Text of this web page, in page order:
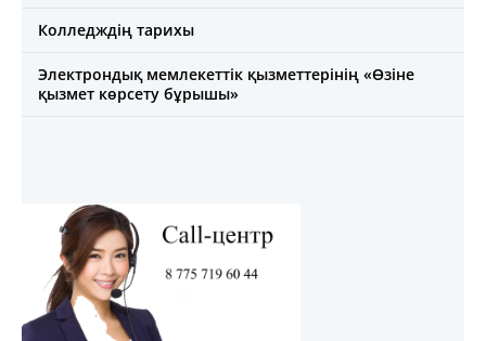
Колледждің тарихы
Электрондық мемлекеттік қызметтерінің «Өзіне
қызмет көрсету бұрышы»